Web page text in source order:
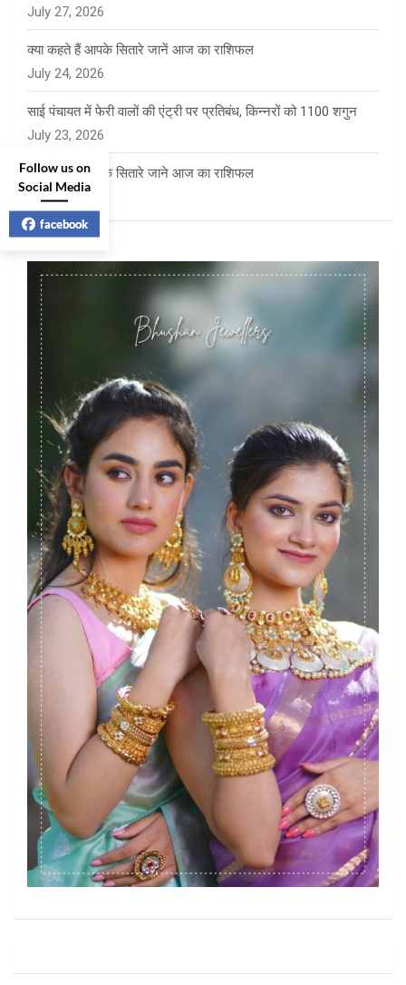
July 27, 2026
क्या कहते हैं आपके सितारे जानें आज का राशिफल
July 24, 2026
साई पंचायत में फेरी वालों की एंट्री पर प्रतिबंध, किन्नरों को 1100 शगुन
July 23, 2026
क्या कहते है आपके सितारे जाने आज का राशिफल
July 23, 2026
Follow us on
Social Media
facebook